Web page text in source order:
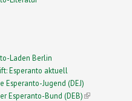
Laden Berlin
Esperanto aktuell
Esperanto-Jugend (DEJ)
Esperanto-Bund (DEB)(link is external)